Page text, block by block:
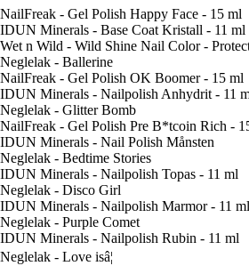
NailFreak - Gel Polish Happy Face - 15 ml
IDUN Minerals - Base Coat Kristall - 11 ml
Wet n Wild - Wild Shine Nail Color -
Neglelak - Ballerine
NailFreak - Gel Polish OK Boomer - 15 ml
IDUN Minerals - Nailpolish Anhydrit - 11
Neglelak - Glitter Bomb
NailFreak - Gel Polish Pre B*tcoin Rich -
IDUN Minerals - Nail Polish Månsten
Neglelak - Bedtime Stories
IDUN Minerals - Nailpolish Topas - 11 ml
Neglelak - Disco Girl
IDUN Minerals - Nailpolish Marmor - 11 ml
Neglelak - Purple Comet
IDUN Minerals - Nailpolish Rubin - 11 ml
Neglelak - Love isâ¦